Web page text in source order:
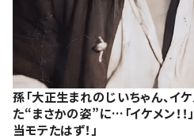
孫「大正生まれのじいちゃん、イ
た“まさかの姿”に…「イケメン！！
当モテたはず！」